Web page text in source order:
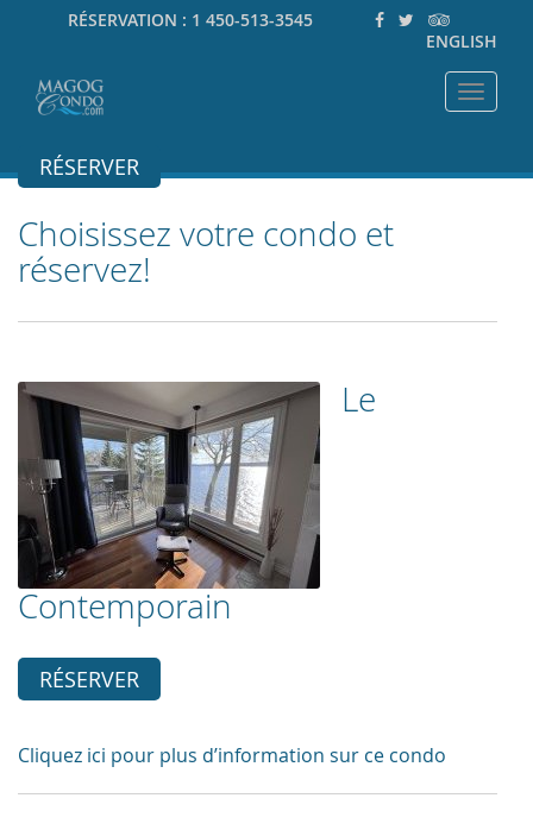
RÉSERVATION : 1 450-513-3545
ENGLISH
Toggle
RÉSERVER
Choisissez votre condo et
réservez!
Le
Contemporain
RÉSERVER
Cliquez ici pour plus d’information sur ce condo